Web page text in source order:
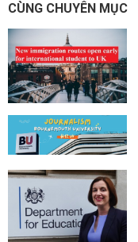
CÙNG CHUYÊN MỤC